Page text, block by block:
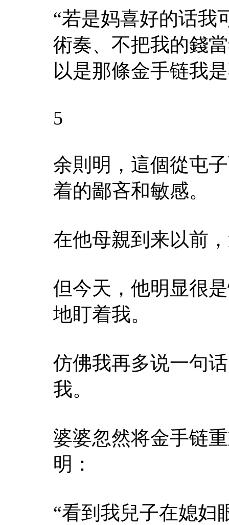
“若是妈喜好的话我
術奏、不把我的錢
以是那條金手链我
5
余則明，這個從屯
着的鄙吝和敏感。
在他母親到来以前
但今天，他明显很
地盯着我。
仿佛我再多说一句
我。
婆婆忽然将金手链
明：
“看到我兒子在媳妇